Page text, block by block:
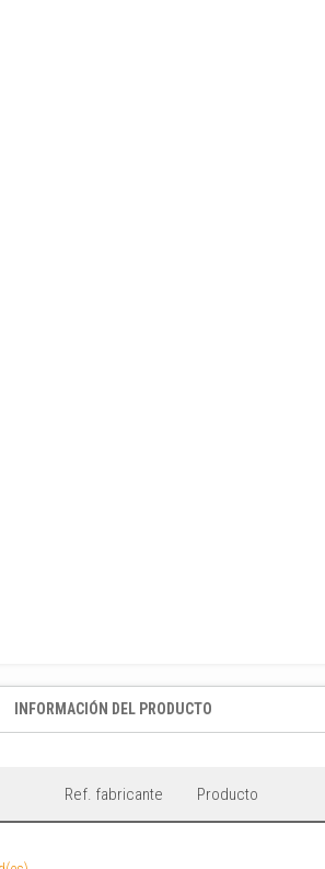
INFORMACIÓN DEL PRODUCTO
Ref. fabricante Producto